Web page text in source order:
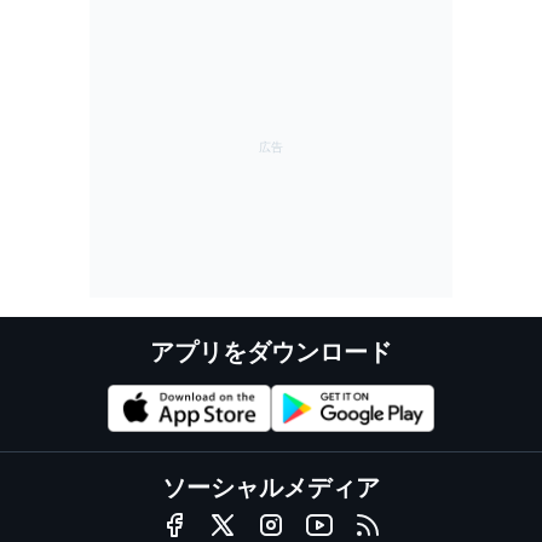
アプリをダウンロード
ソーシャルメディア